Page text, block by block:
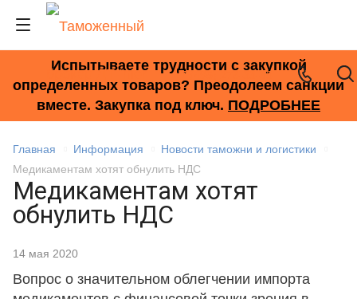
+7 (495) 278-33-33
Испытываете трудности с закупкой
определенных товаров? Преодолеем санкции
вместе. Закупка под ключ. ПОДРОБНЕЕ
Главная Информация
Новости таможни и логистики
Медикаментам хотят обнулить НДС
Медикаментам хотят
обнулить НДС
14 мая 2020
Вопрос о значительном облегчении импорта